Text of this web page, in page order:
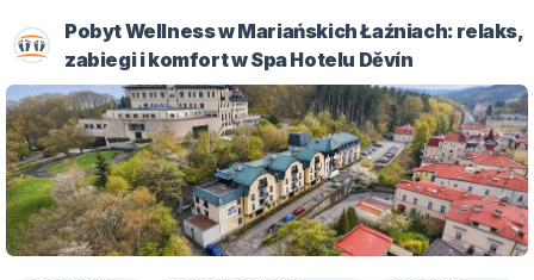
Pobyt Wellness w Mariańskich Łaźniach: relaks,
zabiegi i komfort w Spa Hotelu Děvín